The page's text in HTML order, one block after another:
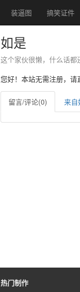
装逼图 搞笑证件
如是
这个家伙很懒，什么话都
您好！本站无需注册，请
留言/评论(0) 来自
热门制作